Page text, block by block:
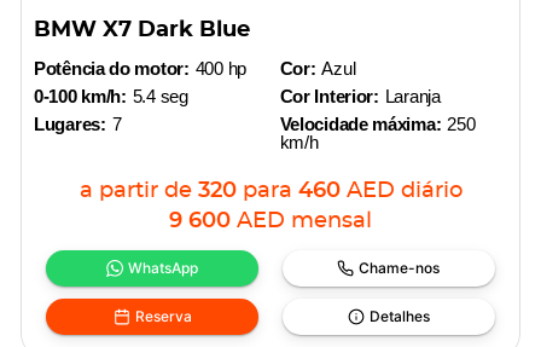
BMW X7 Dark Blue
Potência do motor: 400 hp
0-100 km/h: 5.4 seg
Lugares: 7
Cor: Azul
Cor Interior: Laranja
Velocidade máxima: 250
km/h
a partir de 320 para 460 AED diário
9 600 AED mensal
WhatsApp Chame-nos
Reserva Detalhes